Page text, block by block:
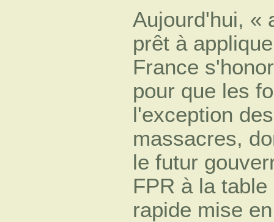
Aujourd'hui, «
prêt à
France
pour que les
l'exception
massacres,
le futur
FPR à la
rapide mise